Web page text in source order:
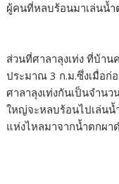
ผู้คนที่หลบร้อนมาเล่นน้ำ
ส่วนที่ศาลาลุงเท่ง ที่บ้าน
ประมาณ 3 ก.ม.ซึ่งเมื่อก่
ศาลาลุงเท่งกันเป็นจำน
ใหญ่จะหลบร้อนไปเล่นน้
แห่งไหลมาจากน้ำตกผา